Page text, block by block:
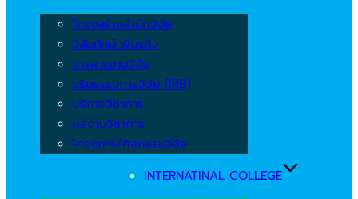
โครงสร้างสำนักวิจัย
วิสัยทัศน์ พันธกิจ
วารสารงานวิจัย
จริยธรรมการวิจัย (IRB)
บริการวิชาการ
ผลงานวิชาการ
โครงการ/กิจกรรมวิจัย
INTERNATINAL COLLEGE